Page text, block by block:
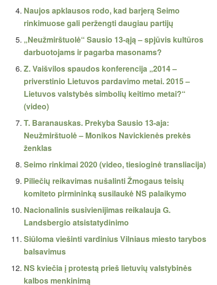
Naujos apklausos rodo, kad barjerą Seimo
rinkimuose gali peržengti daugiau partijų
„Neužmirštuolė“ Sausio 13-ąją – spjūvis kultūros
darbuotojams ir pagarba masonams?
Z. Vaišvilos spaudos konferencija „2014 –
priverstinio Lietuvos pardavimo metai. 2015 –
Lietuvos valstybės simbolių keitimo metai?“
(video)
T. Baranauskas. Prekyba Sausio 13-aja:
Neužmirštuolė – Monikos Navickienės prekės
ženklas
Seimo rinkimai 2020 (video, tiesioginė transliacija)
Piliečių reikavimas nušalinti Žmogaus teisių
komiteto pirmininką susilaukė NS palaikymo
Nacionalinis susivienijimas reikalauja G.
Landsbergio atsistatydinimo
Siūloma viešinti vardinius Vilniaus miesto tarybos
balsavimus
NS kviečia į protestą prieš lietuvių valstybinės
kalbos menkinimą